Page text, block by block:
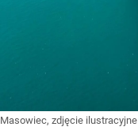
Masowiec, zdjęcie ilustracyjne